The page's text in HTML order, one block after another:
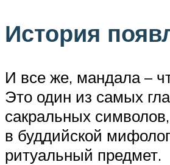
История
И все же, мандала –
Это один из самых
сакральных
в буддийской
ритуальный предмет.